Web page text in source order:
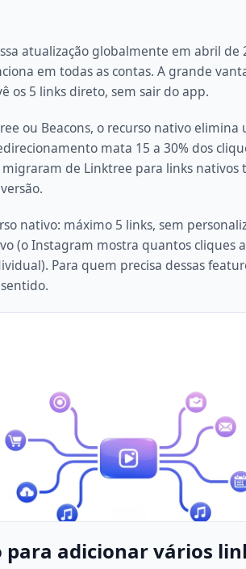
atualização globalmente em abril de
em todas as contas. A grande
os 5 links direto, sem sair do app.
ou Beacons, o recurso nativo elimina
mata 15 a 30% dos
migraram de Linktree para links
nativo: máximo 5 links, sem
(o Instagram mostra quantos cliques
Para quem precisa dessas
para adicionar vários